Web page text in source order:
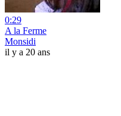
0:29
A la Ferme
Monsidi
il y a 20 ans